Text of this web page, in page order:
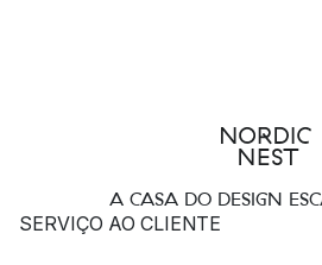
A CASA DO DESIGN
SERVIÇO AO CLIENTE